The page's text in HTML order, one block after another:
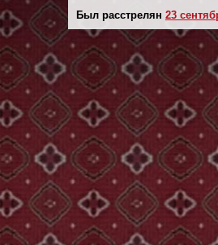
Был расстрелян 23